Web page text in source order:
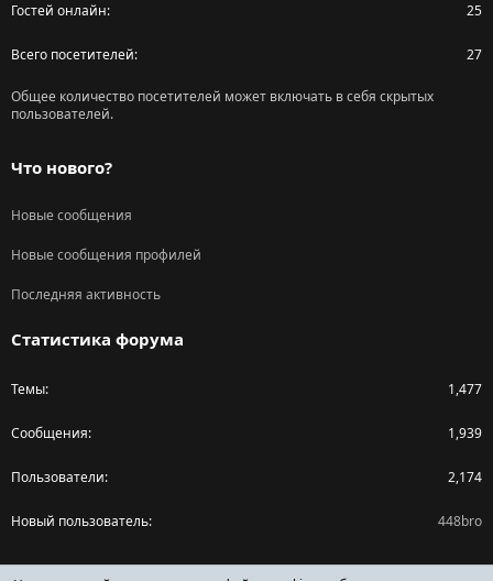
Гостей онлайн 25
Всего посетителей 27
Общее количество посетителей может включать в себя скрытых
пользователей.
Что нового?
Новые сообщения
Новые сообщения профилей
Последняя активность
Статистика форума
Темы 1,477
Сообщения 1,939
Пользователи 2,174
Новый пользователь 448bro